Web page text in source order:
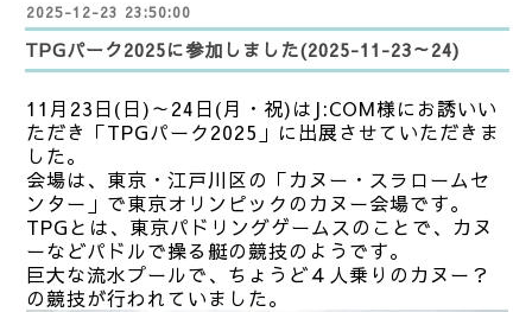
2025-12-23 23:50:00
TPGパーク2025に参加しました(2025-11-23～24)
11月23日(日)～24日(月・祝)はJ:COM様にお誘いい
ただき「TPGパーク2025」に出展させていただきま
した。
会場は、東京・江戸川区の「カヌー・スラロームセ
ンター」で東京オリンピックのカヌー会場です。
TPGとは、東京パドリングゲームスのことで、カヌ
ーなどパドルで操る艇の競技のようです。
巨大な流水プールで、ちょうど４人乗りのカヌー？
の競技が行われていました。